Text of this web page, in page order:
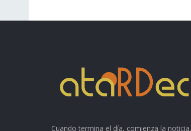
Cuando termina el día, comienza la noticia.